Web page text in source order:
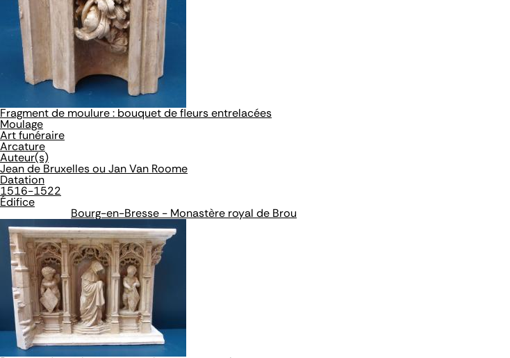
Fragment de moulure : bouquet de fleurs entrelacées
Moulage
Art funéraire
Arcature
Auteur(s)
Jean de Bruxelles ou Jan Van Roome
Datation
1516-1522
Édifice
Bourg-en-Bresse - Monastère royal de Brou